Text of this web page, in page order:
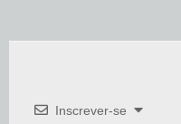
Inscrever-se